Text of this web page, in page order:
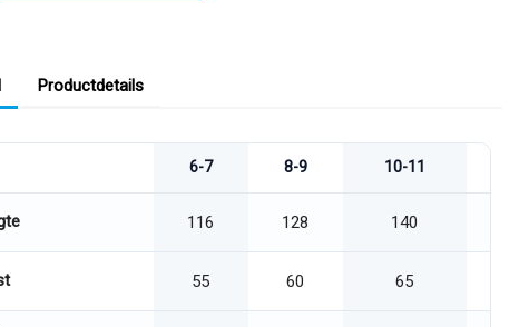
Productdetails
6-7 8-9 10-11
116 128 140
55 60 65